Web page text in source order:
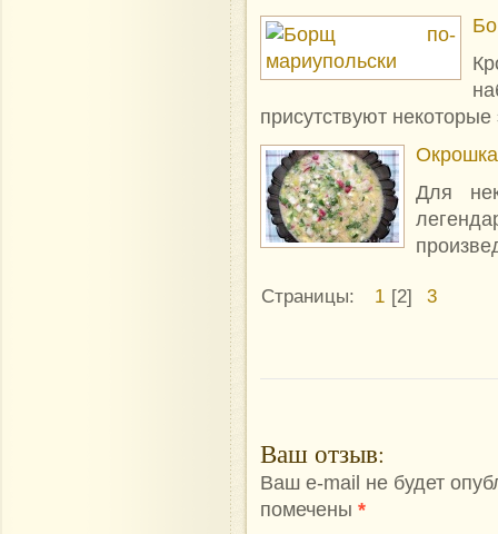
присутствуют
Окрошка
Для
Страницы: 1 [2] 3
Ваш отзыв:
Ваш e-mail не будет
помечены *